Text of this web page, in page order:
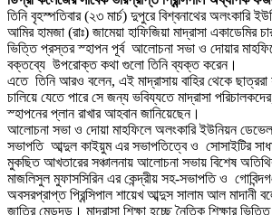
তিনি বৃহস্পতিবার (২৩ মার্চ) দুপুরে বিশ্বনাথের
আমির হামজা (রাঃ) জামেয়া হাফিজিয়া মাদ্রাসা একাডেমির
ভিত্তি প্রস্তর স্হাপন পূর্ব আলোচনা সভা ও দোয়ার
বক্তব্যে উপরোক্ত কথা গুলো তিনি ব্যক্ত করেন।
এতে তিনি আরও বলেন, এই মাদ্রাসায় বাহির থেকে ছাত্ররা
চালিয়ে যেতে পারে সে জন্য ভবিয্যতে মাদ্রাসা
স্হাপনের প্লান রাখার আহবান জানিয়েছেন।
আলোচনা সভা ও দোয়া মাহফিলে অলংকারি ইউনিয়ন
সভাপতি আব্দুল কাইয়ুম এর সভাপতিত্বে ও সোসাইটির
মুকছিত আখতারের সঞ্চালনায় আলোচনা সভায় বিশেষ
মাজলিসুল মুফাসসিরিন এর কেন্দ্রীয় সহ-সভাপতি ও
অবসরপ্রাপ্ত প্রিন্সিপাল শায়েখ আব্দুস সালাম আল মাদানী
জাতির মেড়দন্ড। মাদ্রাসা শিক্ষা হচ্ছে নৈতিক শিক্ষার